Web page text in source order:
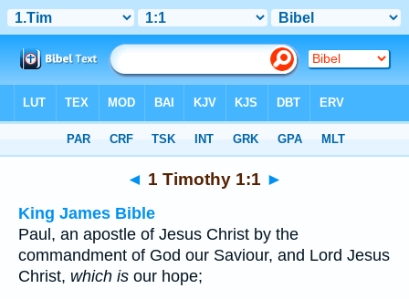
◄ 1 Timothy 1:1 ►
King James Bible
Paul, an apostle of Jesus Christ by the
commandment of God our Saviour, and Lord Jesus
Christ, which is our hope;